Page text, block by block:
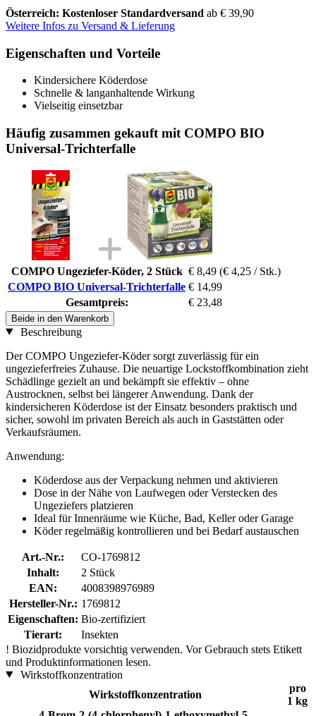
Österreich: Kostenloser Standardversand ab € 39,90
Weitere Infos zu Versand & Lieferung
Eigenschaften und Vorteile
Kindersichere Köderdose
Schnelle & langanhaltende Wirkung
Vielseitig einsetzbar
Häufig zusammen gekauft mit COMPO BIO
Universal-Trichterfalle
COMPO Ungeziefer-Köder, 2 Stück € 8,49 (€ 4,25 / Stk.)
COMPO BIO Universal-Trichterfalle € 14,99
Gesamtpreis:
€ 23,48
Beide in den Warenkorb
Beschreibung
Der COMPO Ungeziefer-Köder sorgt zuverlässig für ein
ungezieferfreies Zuhause. Die neuartige Lockstoffkombination zieht
Schädlinge gezielt an und bekämpft sie effektiv – ohne
Austrocknen, selbst bei längerer Anwendung. Dank der
kindersicheren Köderdose ist der Einsatz besonders praktisch und
sicher, sowohl im privaten Bereich als auch in Gaststätten oder
Verkaufsräumen.
Anwendung:
Köderdose aus der Verpackung nehmen und aktivieren
Dose in der Nähe von Laufwegen oder Verstecken des
Ungeziefers platzieren
Ideal für Innenräume wie Küche, Bad, Keller oder Garage
Köder regelmäßig kontrollieren und bei Bedarf austauschen
Art.-Nr.:
CO-1769812
Inhalt:
2 Stück
EAN:
4008398976989
Hersteller-Nr.: 1769812
Eigenschaften: Bio-zertifiziert
Tierart:
Insekten
! Biozidprodukte vorsichtig verwenden. Vor Gebrauch stets Etikett
und Produktinformationen lesen.
Wirkstoffkonzentration
Wirkstoffkonzentration
pro
1 kg